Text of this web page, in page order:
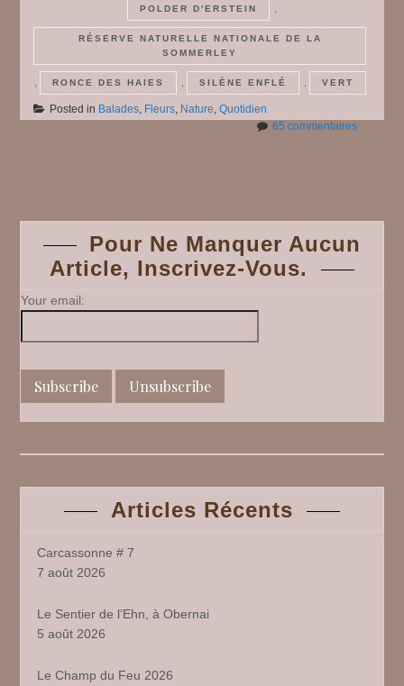
POLDER D'ERSTEIN ,
RÉSERVE NATURELLE NATIONALE DE LA
SOMMERLEY
, RONCE DES HAIES , SILÈNE ENFLÉ , VERT
Posted in Balades, Fleurs, Nature,Quotidien
65 commentairessur
pas
navigation
Pour Ne Manquer Aucun
Article, Inscrivez-Vous.
Your email:
Articles Récents
Carcassonne # 7
7 août 2026
Le Sentier de l’Ehn, à Obernai
5 août 2026
Le Champ du Feu 2026